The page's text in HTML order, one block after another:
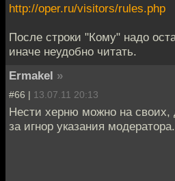
http://oper.ru/visitors/rules.php
После строки "Кому" надо
иначе неудобно читать.
Ermakel »
#66 | 13.07.11 20:13
Нести херню можно на своих,
за игнор указания модератора.